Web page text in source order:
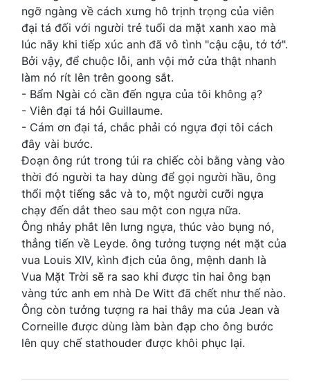
ngỡ ngàng về cách xưng hô trịnh trọng của viên
đại tá đối với người trẻ tuổi da mặt xanh xao mà
lúc nãy khi tiếp xúc anh đã vô tình "cậu cậu, tớ tớ".
Bởi vậy, để chuộc lỗi, anh vội mở cửa thật nhanh
làm nó rít lên trên goong sắt.
- Bẩm Ngài có cần đến ngựa của tôi không ạ?
- Viên đại tá hỏi Guillaume.
- Cám ơn đại tá, chắc phải có ngựa đợi tôi cách
đây vài bước.
Đoạn ông rút trong túi ra chiếc còi bằng vàng vào
thời đó người ta hay dùng để gọi người hầu, ông
thổi một tiếng sắc và to, một người cưỡi ngựa
chạy đến dắt theo sau một con ngựa nữa.
Ông nhảy phắt lên lưng ngựa, thúc vào bụng nó,
thẳng tiến về Leyde. ông tưởng tượng nét mặt của
vua Louis XIV, kình địch của ông, mệnh danh là
Vua Mặt Trời sẽ ra sao khi được tin hai ông bạn
vàng tức anh em nhà De Witt đã chết như thế nào.
Ông còn tưởng tượng ra hai thây ma của Jean và
Corneille được dùng làm bàn đạp cho ông bước
lên quy chế stathouder được khôi phục lại.